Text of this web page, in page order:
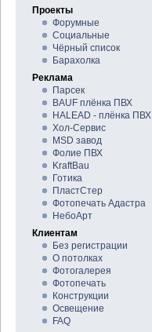
Проекты
Форумные
Социальные
Чёрный список
Барахолка
Реклама
Парсек
BAUF плёнка ПВХ
HALEAD - плёнка ПВХ
Хол-Сервис
MSD завод
Фолие ПВХ
KraftBau
Готика
ПластСтер
Фотопечать Адастра
НебоАрт
Клиентам
Без регистрации
О потолках
Фотогалерея
Фотопечать
Конструкции
Освещение
FAQ